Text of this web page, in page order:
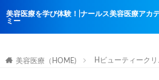
美容医療を学び体験！|ナールス美容医療アカ
ミー
美容医療（HOME) Hビューティークリ